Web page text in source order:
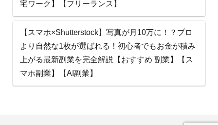
宅ワーク】【フリーランス】
【スマホ×Shutterstock】写真が月10万に！？プロ
より自然な1枚が選ばれる！初心者でもお金が積み
上がる最新副業を完全解説【おすすめ 副業】【ス
マホ副業】【AI副業】